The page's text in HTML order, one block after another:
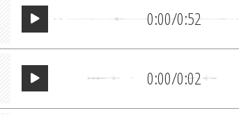
0:00/0:52
0:00/0:02